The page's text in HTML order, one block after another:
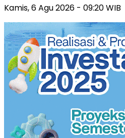
Kamis, 6 Agu 2026 - 09:20 WIB